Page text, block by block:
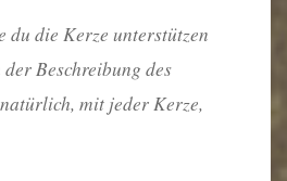
die Kerze unterstützen
Beschreibung des
mit jeder Kerze,